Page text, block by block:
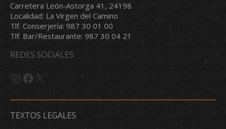
Carretera León-Astorga 41, 24198
Localidad: La Virgen del Camino
Tlf. Conserjería: 987 30 01 00
Tlf. Bar/Restaurante: 987 30 04 21
REDES SOCIALES
Instagram
Facebook
X
TEXTOS LEGALES